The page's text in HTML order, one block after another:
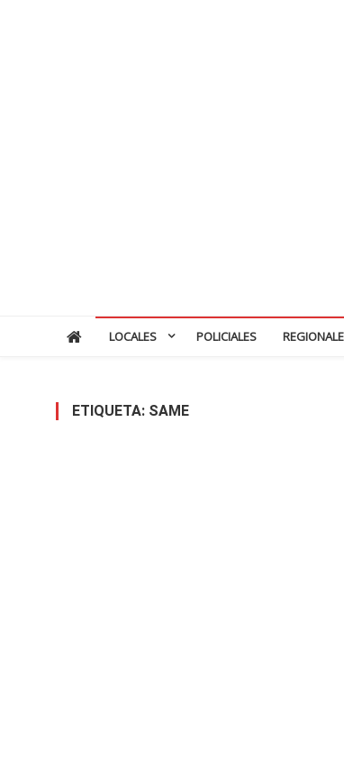
LOCALES POLICIALES
ETIQUETA: SAME